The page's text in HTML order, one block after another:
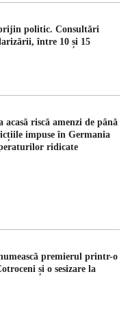
politic. Consultări
între 10 și 15
acasă riscă amenzi de până
impuse în Germania
ridicate
premierul printr-o
și o sesizare la